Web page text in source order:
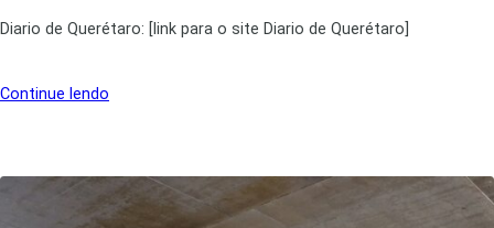
Diario de Querétaro: [link para o site Diario de Querétaro]
Continue lendo